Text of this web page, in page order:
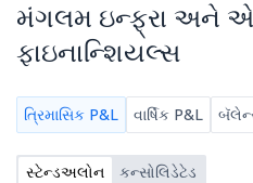
મંગલમ ઇન્ફ્રા અને
ફાઇનાન્શિયલ્સ
ત્રિમાસિક P&L વાર્ષિક P&L
સ્ટેન્ડઅલોન કન્સોલિડેટેડ